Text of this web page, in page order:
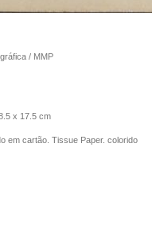
/ MMP
x 17.5 cm
em cartão. Tissue Paper. colorido